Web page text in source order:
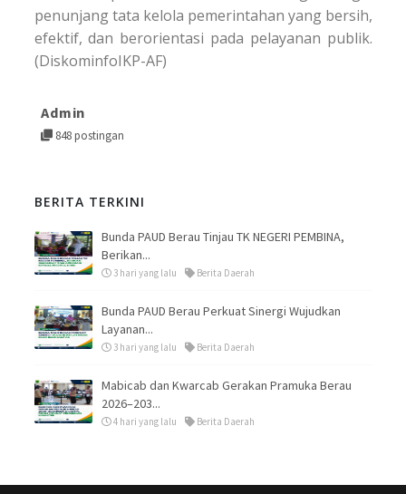
penunjang tata kelola pemerintahan yang bersih,
efektif, dan berorientasi pada pelayanan publik.
(DiskominfoIKP-AF)
Admin
848 postingan
BERITA TERKINI
Bunda PAUD Berau Tinjau TK NEGERI PEMBINA,
Berikan...
3 hari yang lalu Berita Daerah
Bunda PAUD Berau Perkuat Sinergi Wujudkan
Layanan...
3 hari yang lalu Berita Daerah
Mabicab dan Kwarcab Gerakan Pramuka Berau
2026–203...
4 hari yang lalu Berita Daerah